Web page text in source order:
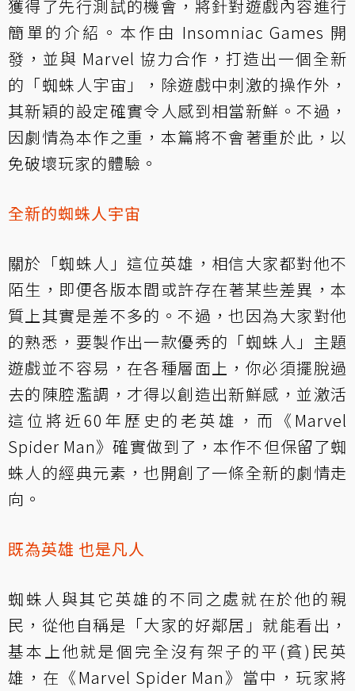
獲得了先行測試的機會，將針對遊戲內容進行
簡單的介紹。本作由 Insomniac Games 開
發，並與 Marvel 協力合作，打造出一個全新
的「蜘蛛人宇宙」，除遊戲中刺激的操作外，
其新穎的設定確實令人感到相當新鮮。不過，
因劇情為本作之重，本篇將不會著重於此，以
免破壞玩家的體驗。
全新的蜘蛛人宇宙
關於「蜘蛛人」這位英雄，相信大家都對他不
陌生，即便各版本間或許存在著某些差異，本
質上其實是差不多的。不過，也因為大家對他
的熟悉，要製作出一款優秀的「蜘蛛人」主題
遊戲並不容易，在各種層面上，你必須擺脫過
去的陳腔濫調，才得以創造出新鮮感，並激活
這位將近60年歷史的老英雄，而《Marvel
Spider Man》確實做到了，本作不但保留了蜘
蛛人的經典元素，也開創了一條全新的劇情走
向。
既為英雄 也是凡人
蜘蛛人與其它英雄的不同之處就在於他的親
民，從他自稱是「大家的好鄰居」就能看出，
基本上他就是個完全沒有架子的平(貧)民英
雄，在《Marvel Spider Man》當中，玩家將